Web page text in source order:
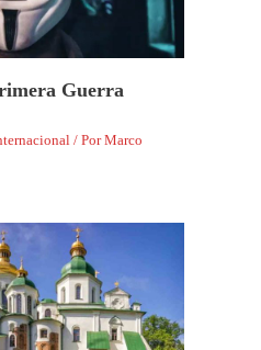
Guerra
/ PorMarco